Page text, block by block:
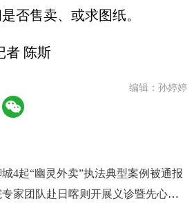
否售卖、或求图纸。
陈斯
编辑：孙婷婷
4起“幽灵外卖”执法典型案例被通报
山东大学附属儿童医院专家团队赴日喀则开展义诊暨先心病筛查活动